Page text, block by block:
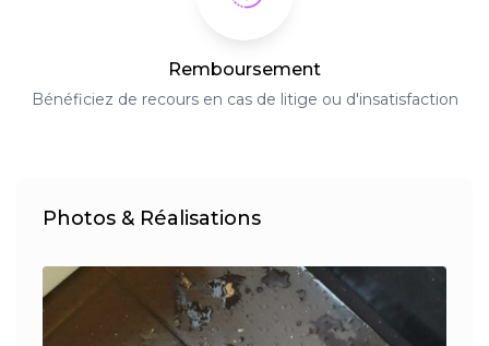
Remboursement
Bénéficiez de recours en cas de litige ou d'insatisfaction
Photos & Réalisations